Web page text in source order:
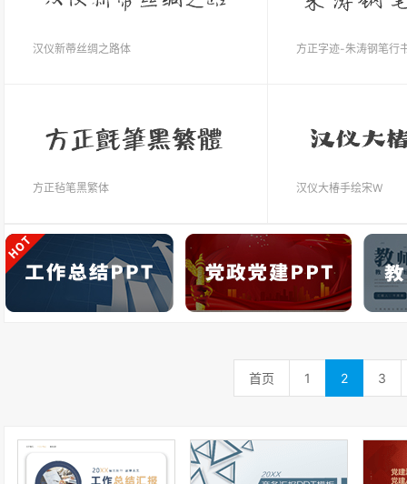
汉仪新蒂丝绸之路体 方正字迹-朱涛钢笔行
方正毡笔黑繁体 汉仪大椿手绘宋W
首页 1 2 3